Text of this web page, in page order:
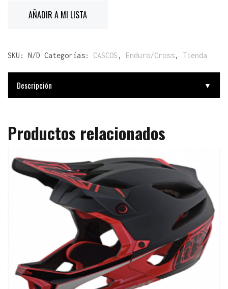
AÑADIR A MI LISTA
SKU: N/D Categorías: CASCOS , Enduro/Cross, Tienda
Descripción ▼
Productos relacionados